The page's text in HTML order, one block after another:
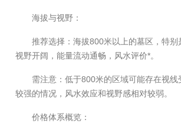
海拔与视野：
推荐选择：海拔800米以上的墓区，特别
视野开阔，能量流动通畅，风水评价*。
需注意：低于800米的区域可能存在视
较强的情况，风水效应和视野感相对较弱。
价格体系概览：